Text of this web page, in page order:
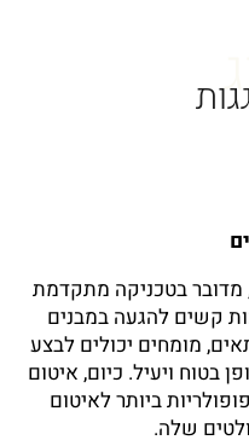
מדובר בטכניקה מתקדמת
קשים להגעה במבנים
מומחים יכולים לבצע
בטוח ויעיל. כיום, איטום
ביותר לאיטום
שלה.